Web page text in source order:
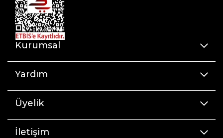
Kurumsal
Yardım
Üyelik
İletişim